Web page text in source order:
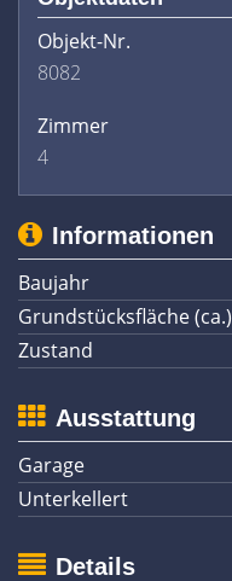
Objekt-Nr.
8082
Zimmer
4
Informationen
Baujahr
Grundstücksfläche (ca.)
Zustand
Ausstattung
Garage
Unterkellert
Details